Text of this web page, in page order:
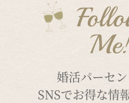
婚活パーセ
SNSでお得な情